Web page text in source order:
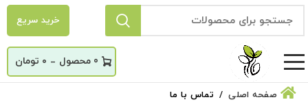
خرید سریع
0
_ ۰ تومان
صفحه اصلی تماس با ما